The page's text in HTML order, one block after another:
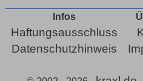
Infos
Haftungsausschluss
Datenschutzhinweis